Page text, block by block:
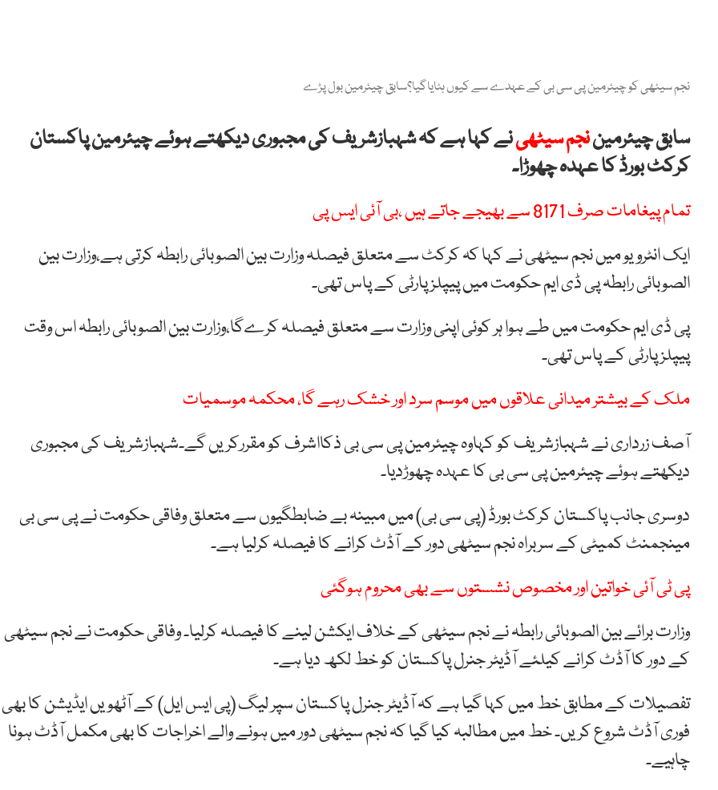
نجم سیٹھی کو چیئرمین پی سی بی کے عہدے سے کیوں ہٹایاگیا؟سابق چیئرمین بول پڑے
سابق چیئرمیننجم سیٹھینے کہا ہے کہ شہبازشریف کی مجبوری دیکھتے ہوئے چیئرمین پاکستان
کرکٹ بورڈ کا عہدہ چھوڑا۔
تمام پیغامات صرف 8171 سے بھیجے جاتے ہیں ،بی آئی ایس پی
ایک انٹرویو میں نجم سیٹھی نے کہا کہ کرکٹ سے متعلق فیصلہ وزارت بین الصوبائی رابطہ کرتی ہے،وزارت بین
الصوبائی رابطہ پی ڈی ایم حکومت میں پیپلزپارٹی کے پاس تھی۔
پی ڈی ایم حکومت میں طے ہوا ہر کوئی اپنی وزارت سے متعلق فیصلہ کرےگا،وزارت بین الصوبائی رابطہ اس وقت
پیپلزپارٹی کے پاس تھی۔
ملک کے بیشتر میدانی علاقوں میں موسم سرد اور خشک رہے گا، محکمہ موسمیات
آصف زرداری نے شہبازشریف کو کہاوہ چیئرمین پی سی بی ذکااشرف کو مقررکریں گے۔شہبازشریف کی مجبوری
دیکھتے ہوئے چیئرمین پی سی بی کا عہدہ چھوڑدیا۔
دوسری جانب پاکستان کرکٹ بورڈ (پی سی بی) میں مبینہ بے ضابطگیوں سے متعلق وفاقی حکومت نے پی سی بی
مینجمنٹ کمیٹی کے سربراہ نجم سیٹھی دور کے آڈٹ کرانے کا فیصلہ کرلیا ہے۔
پی ٹی آئی خواتین اور مخصوص نشستوں سے بھی محروم ہوگئی
وزارت برائے بین الصوبائی رابطہ نے نجم سیٹھی کے خلاف ایکشن لینے کا فیصلہ کرلیا۔ وفاقی حکومت نے نجم سیٹھی
کے دور کا آڈٹ کرانے کیلئے آڈیٹر جنرل پاکستان کو خط لکھ دیا ہے۔
تفصیلات کے مطابق خط میں کہا گیا ہے کہ آڈیٹر جنرل پاکستان سپر لیگ (پی ایس ایل) کے آٹھویں ایڈیشن کا بھی
فوری آڈٹ شروع کریں۔ خط میں مطالبہ کیا گیا کہ نجم سیٹھی دور میں ہونے والے اخراجات کا بھی مکمل آڈٹ ہونا
چاہیے۔